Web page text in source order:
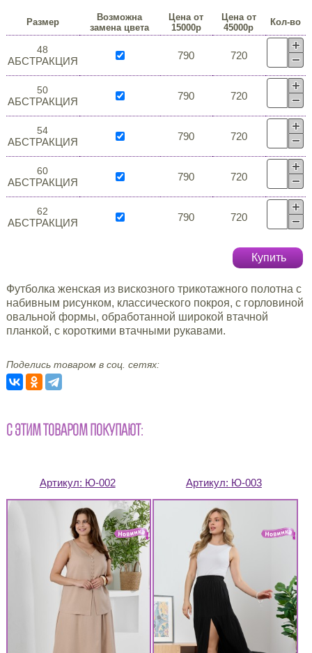
Размер
Возможна
замена цвета
Цена от
15000р
Цена от
45000р
Кол-во
48
АБСТРАКЦИЯ 790 720
50
АБСТРАКЦИЯ 790 720
54
АБСТРАКЦИЯ 790 720
60
АБСТРАКЦИЯ 790 720
62
АБСТРАКЦИЯ 790 720
Купить
Футболка женская из вискозного трикотажного полотна с
набивным рисунком, классического покроя, с горловиной
овальной формы, обработанной широкой втачной
планкой, с короткими втачными рукавами.
Поделись товаром в соц. сетях:
С ЭТИМ ТОВАРОМ ПОКУПАЮТ:
Артикул: Ю-002 Артикул: Ю-003